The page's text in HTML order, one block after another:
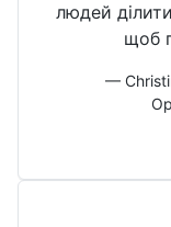
людей
щоб
—